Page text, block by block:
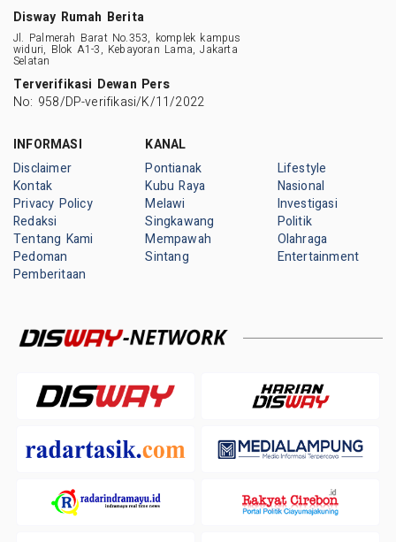
Disway Rumah Berita
Jl. Palmerah Barat No.353, komplek kampus
widuri, Blok A1-3, Kebayoran Lama, Jakarta
Selatan
Terverifikasi Dewan Pers
No: 958/DP-verifikasi/K/11/2022
INFORMASI
Disclaimer
Kontak
Privacy Policy
Redaksi
Tentang Kami
Pedoman
Pemberitaan
KANAL
Pontianak
Kubu Raya
Melawi
Singkawang
Mempawah
Sintang
Lifestyle
Nasional
Investigasi
Politik
Olahraga
Entertainment